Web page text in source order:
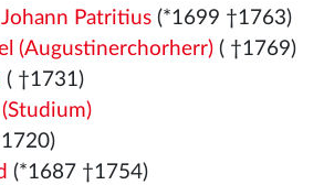
Patritius(*1699 †1763)
(Augustinerchorherr)( †1769)
( †1731)
(*1687 †1754)